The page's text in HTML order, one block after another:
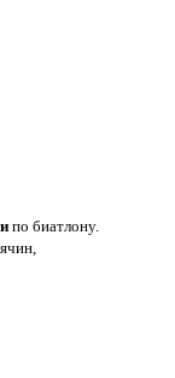
по биатлону.